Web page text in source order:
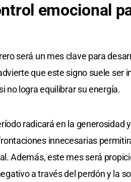
emocional
será un mes clave para
que este signo suele ser
no logra equilibrar su energía.
radicará en la generosidad
innecesarias
Además, este mes será
a través del perdón y la